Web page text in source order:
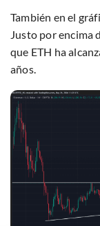
También en el
Justo por encima
que ETH ha
años.